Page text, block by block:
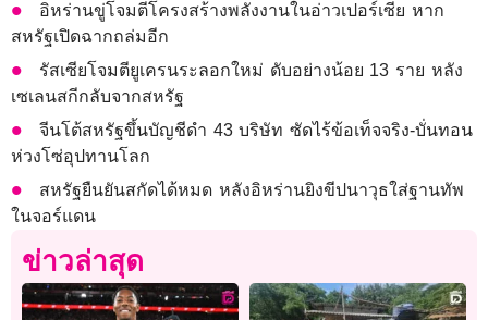
อิหร่านขู่โจมตีโครงสร้างพลังงานในอ่าวเปอร์เซีย หาก
สหรัฐเปิดฉากถล่มอีก
รัสเซียโจมตียูเครนระลอกใหม่ ดับอย่างน้อย 13 ราย หลัง
เซเลนสกีกลับจากสหรัฐ
จีนโต้สหรัฐขึ้นบัญชีดำ 43 บริษัท ซัดไร้ข้อเท็จจริง-บั่นทอน
ห่วงโซ่อุปทานโลก
สหรัฐยืนยันสกัดได้หมด หลังอิหร่านยิงขีปนาวุธใส่ฐานทัพ
ในจอร์แดน
ข่าวล่าสุด